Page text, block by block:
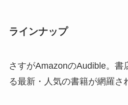
ラインナップ
さすがAmazonのAudible。書
る最新・人気の書籍が網羅さ